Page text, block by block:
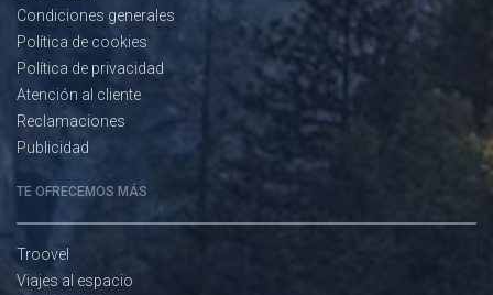
Condiciones generales
Política de cookies
Política de privacidad
Atención al cliente
Reclamaciones
Publicidad
TE OFRECEMOS MÁS
Troovel
Viajes al espacio